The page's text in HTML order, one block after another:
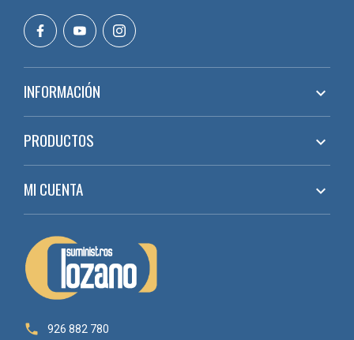
INFORMACIÓN 
PRODUCTOS 
MI CUENTA 
 926 882 780